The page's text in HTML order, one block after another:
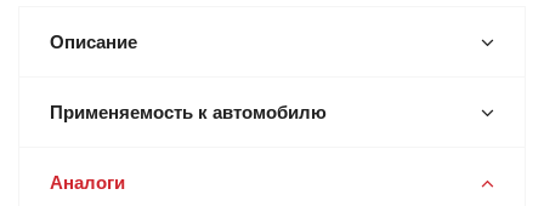
Описание
Применяемость к автомобилю
Аналоги